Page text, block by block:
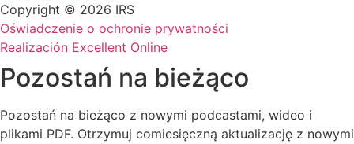
Copyright © 2026 IRS
Oświadczenie o ochronie prywatności
Realización Excellent Online
Pozostań na bieżąco
Pozostań na bieżąco z nowymi podcastami, wideo i
plikami PDF. Otrzymuj comiesięczną aktualizację z nowymi